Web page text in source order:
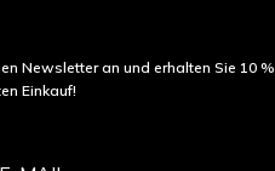
Newsletter an und erhalten Sie 10 %
Einkauf!